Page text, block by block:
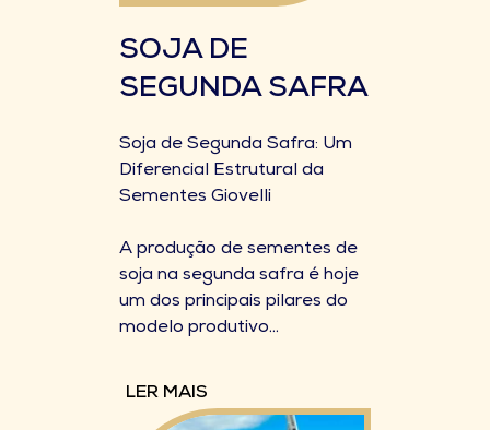
SOJA DE
SEGUNDA SAFRA
Soja de Segunda Safra: Um
Diferencial Estrutural da
Sementes Giovelli
A produção de sementes de
soja na segunda safra é hoje
um dos principais pilares do
modelo produtivo...
LER MAIS